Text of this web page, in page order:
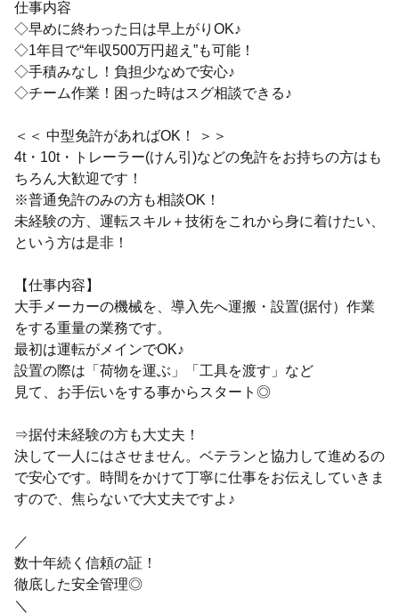
仕事内容
◇早めに終わった日は早上がりOK♪
◇1年目で“年収500万円超え”も可能！
◇手積みなし！負担少なめで安心♪
◇チーム作業！困った時はスグ相談できる♪
＜＜ 中型免許があればOK！ ＞＞
4t・10t・トレーラー(けん引)などの免許をお持ちの方はも
ちろん大歓迎です！
※普通免許のみの方も相談OK！
未経験の方、運転スキル＋技術をこれから身に着けたい、
という方は是非！
【仕事内容】
大手メーカーの機械を、導入先へ運搬・設置(据付）作業
をする重量の業務です。
最初は運転がメインでOK♪
設置の際は「荷物を運ぶ」「工具を渡す」など
見て、お手伝いをする事からスタート◎
⇒据付未経験の方も大丈夫！
決して一人にはさせません。ベテランと協力して進めるの
で安心です。時間をかけて丁寧に仕事をお伝えしていきま
すので、焦らないで大丈夫ですよ♪
／
数十年続く信頼の証！
徹底した安全管理◎
＼